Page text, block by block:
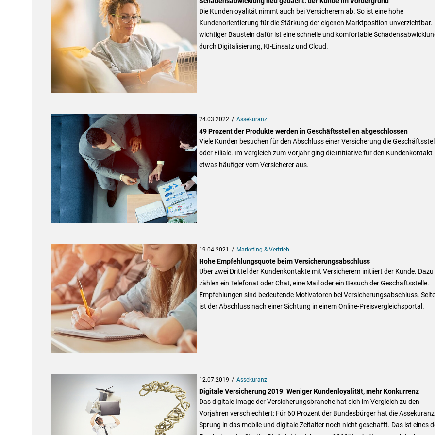
Die Kundenloyalität nimmt auch bei Versicherern ab. So ist eine hohe
Kundenorientierung für die Stärkung der eigenen Marktposition unverzichtbar.
wichtiger Baustein dafür ist eine schnelle und komfortable
durch Digitalisierung, KI-Einsatz und Cloud.
24.03.2022 Assekuranz
49 Prozent der Produkte werden in Geschäftsstellen abgeschlossen
Viele Kunden besuchen für den Abschluss einer Versicherung die
oder Filiale. Im Vergleich zum Vorjahr ging die Initiative für den Kundenkontakt
etwas häufiger vom Versicherer aus.
19.04.2021 Marketing & Vertrieb
Hohe Empfehlungsquote beim Versicherungsabschluss
Über zwei Drittel der Kundenkontakte mit Versicherern initiiert der Kunde. Dazu
zählen ein Telefonat oder Chat, eine Mail oder ein Besuch der Geschäftsstelle.
Empfehlungen sind bedeutende Motivatoren bei Versicherungsabschluss.
ist der Abschluss nach einer Sichtung in einem Online-Preisvergleichsportal.
12.07.2019 Assekuranz
Digitale Versicherung 2019: Weniger Kundenloyalität, mehr Konkurrenz
Das digitale Image der Versicherungsbranche hat sich im Vergleich zu den
Vorjahren verschlechtert: Für 60 Prozent der Bundesbürger hat die
Sprung in das mobile und digitale Zeitalter noch nicht geschafft. Das ist eines